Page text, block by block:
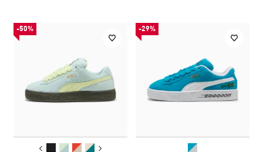
-50% -29%